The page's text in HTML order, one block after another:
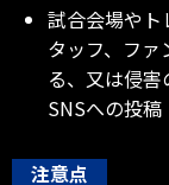
試合会場やト
タッフ、フ
る、又は侵
SNSへの投稿
注意点